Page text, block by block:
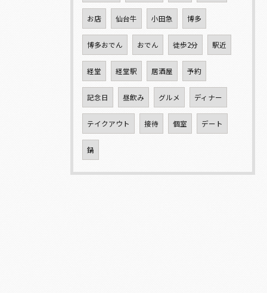
お店 仙台牛 小田急 博多
博多おでん おでん 徒歩2分 駅近
経堂 経堂駅 居酒屋 予約
記念日 昼飲み グルメ ディナー
テイクアウト 接待 個室 デート
鍋